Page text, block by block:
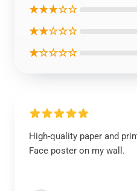
★★★☆☆
★★☆☆☆
★☆☆☆☆
High-quality paper and
Face poster on my wall.